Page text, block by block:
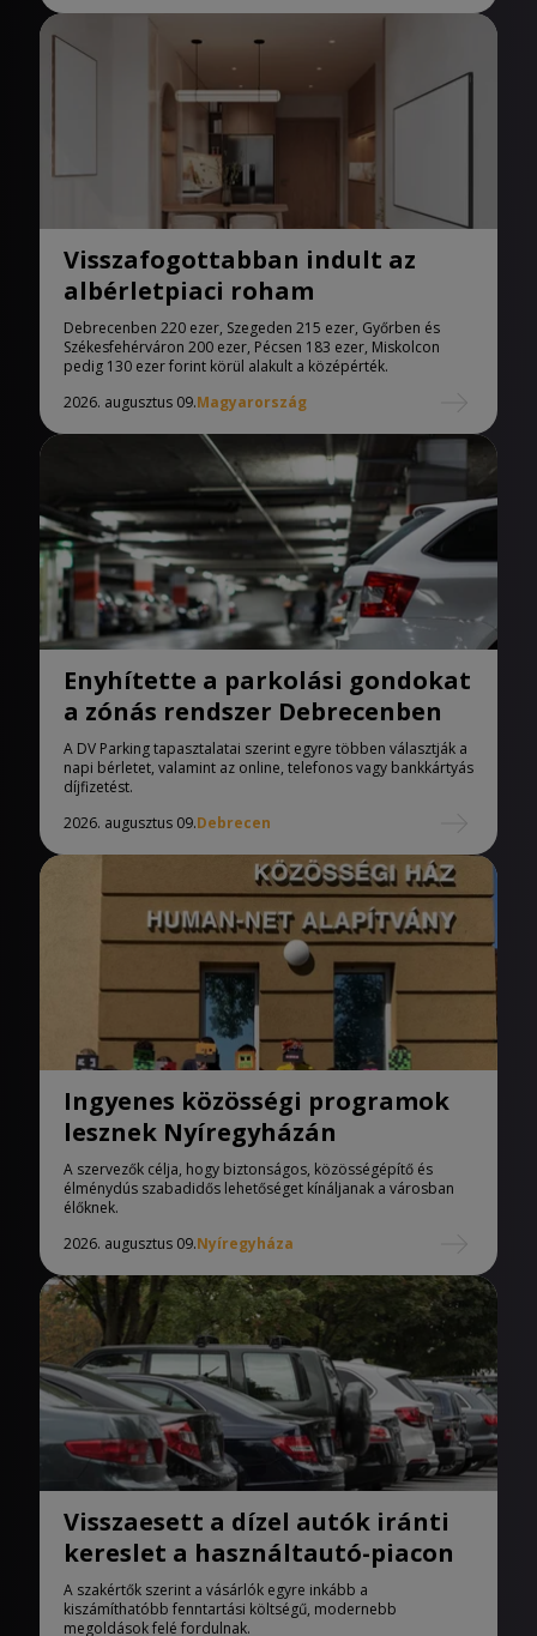
Visszafogottabban indult az
albérletpiaci roham
Debrecenben 220 ezer, Szegeden 215 ezer, Győrben és
Székesfehérváron 200 ezer, Pécsen 183 ezer, Miskolcon
pedig 130 ezer forint körül alakult a középérték.
2026. augusztus 09.Magyarország
Enyhítette a parkolási gondokat
a zónás rendszer Debrecenben
A DV Parking tapasztalatai szerint egyre többen választják a
napi bérletet, valamint az online, telefonos vagy bankkártyás
díjfizetést.
2026. augusztus 09.Debrecen
Ingyenes közösségi programok
lesznek Nyíregyházán
A szervezők célja, hogy biztonságos, közösségépítő és
élménydús szabadidős lehetőséget kínáljanak a városban
élőknek.
2026. augusztus 09.Nyíregyháza
Visszaesett a dízel autók iránti
kereslet a használtautó-piacon
A szakértők szerint a vásárlók egyre inkább a
kiszámíthatóbb fenntartási költségű, modernebb
megoldások felé fordulnak.